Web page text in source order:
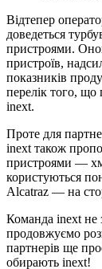
Відтепер
доведеться
пристроями.
пристроїв,
показників
перелік того, що
inext.
Проте для
inext також
пристроями —
користуються
Alcatraz — на
Команда inext не
продовжуємо
партнерів ще
обирають inext!